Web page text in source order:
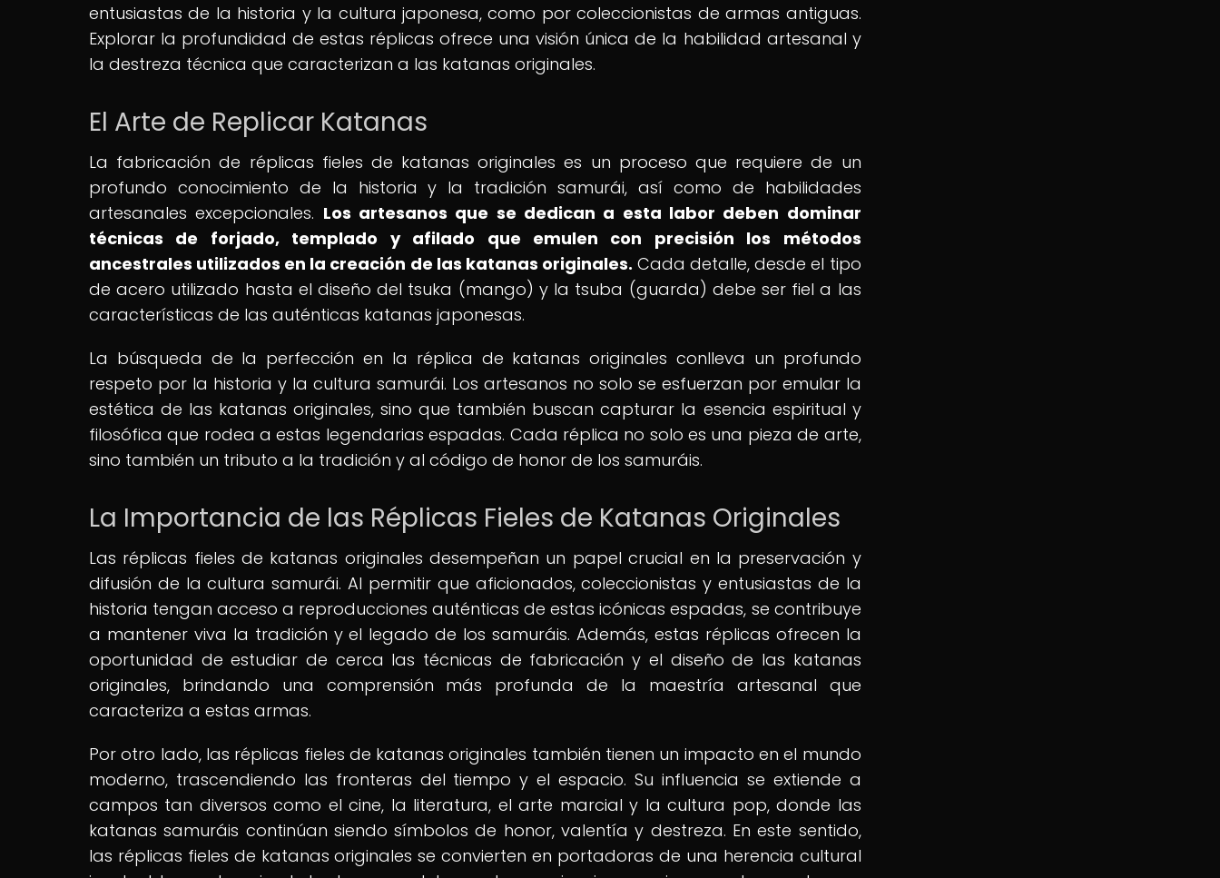
entusiastas de la historia y la cultura japonesa, como por coleccionistas de armas antiguas.
Explorar la profundidad de estas réplicas ofrece una visión única de la habilidad artesanal y
la destreza técnica que caracterizan a las katanas originales.
El Arte de Replicar Katanas
La fabricación de réplicas fieles de katanas originales es un proceso que requiere de un
profundo conocimiento de la historia y la tradición samurái, así como de habilidades
artesanales excepcionales. Los artesanos que se dedican a esta labor deben dominar
técnicas de forjado, templado y afilado que emulen con precisión los métodos
ancestrales utilizados en la creación de las katanas originales. Cada detalle, desde el tipo
de acero utilizado hasta el diseño del tsuka (mango) y la tsuba (guarda) debe ser fiel a las
características de las auténticas katanas japonesas.
La búsqueda de la perfección en la réplica de katanas originales conlleva un profundo
respeto por la historia y la cultura samurái. Los artesanos no solo se esfuerzan por emular la
estética de las katanas originales, sino que también buscan capturar la esencia espiritual y
filosófica que rodea a estas legendarias espadas. Cada réplica no solo es una pieza de arte,
sino también un tributo a la tradición y al código de honor de los samuráis.
La Importancia de las Réplicas Fieles de Katanas Originales
Las réplicas fieles de katanas originales desempeñan un papel crucial en la preservación y
difusión de la cultura samurái. Al permitir que aficionados, coleccionistas y entusiastas de la
historia tengan acceso a reproducciones auténticas de estas icónicas espadas, se contribuye
a mantener viva la tradición y el legado de los samuráis. Además, estas réplicas ofrecen la
oportunidad de estudiar de cerca las técnicas de fabricación y el diseño de las katanas
originales, brindando una comprensión más profunda de la maestría artesanal que
caracteriza a estas armas.
Por otro lado, las réplicas fieles de katanas originales también tienen un impacto en el mundo
moderno, trascendiendo las fronteras del tiempo y el espacio. Su influencia se extiende a
campos tan diversos como el cine, la literatura, el arte marcial y la cultura pop, donde las
katanas samuráis continúan siendo símbolos de honor, valentía y destreza. En este sentido,
las réplicas fieles de katanas originales se convierten en portadoras de una herencia cultural